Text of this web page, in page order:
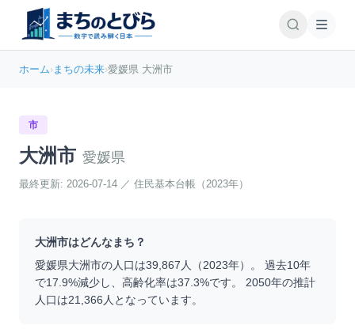
ホーム›まちの未来›愛媛県 大洲市
市
大洲市 愛媛県
最終更新: 2026-07-14 ／ 住民基本台帳（2023年）
大洲市はどんなまち？
愛媛県大洲市の人口は39,867 人（2023年）。 過去10年
で17.9%減少し、高齢化率は37.3%です。 2050年の推計
人口は21,366 人となっています。